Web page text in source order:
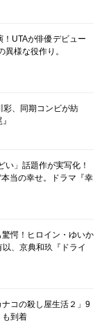
UTAが俳優デビュー
様な役作り。
彩、同期コンビが紡
い」話題作が実写化！
当の幸せ。ドラマ『幸
驚愕！ヒロイン・ゆいか
、京典和玖『ドライ
コの殺し屋生活２」9
も到着